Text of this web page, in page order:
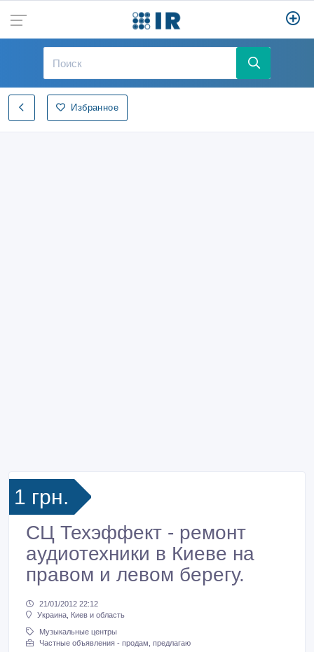
Избранное
1 грн.
СЦ Техэффект - ремонт
аудиотехники в Киеве на
правом и левом берегу.
21/01/2012 22:12
Украина, Киев и область
Музыкальные центры
Частные объявления - продам, предлагаю